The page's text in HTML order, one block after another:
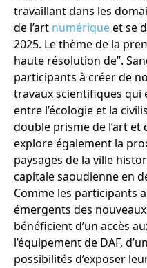
travaillant dans les
de l’art numériqueet se
2025. Le thème de la
haute résolution de”.
participants à créer de
travaux scientifiques qui
entre l’écologie et la
double prisme de l’art et
explore également la
paysages de la ville
capitale saoudienne en
Comme les participants
émergents des
bénéficient d’un accès
l’équipement de DAF,
possibilités d’exposer